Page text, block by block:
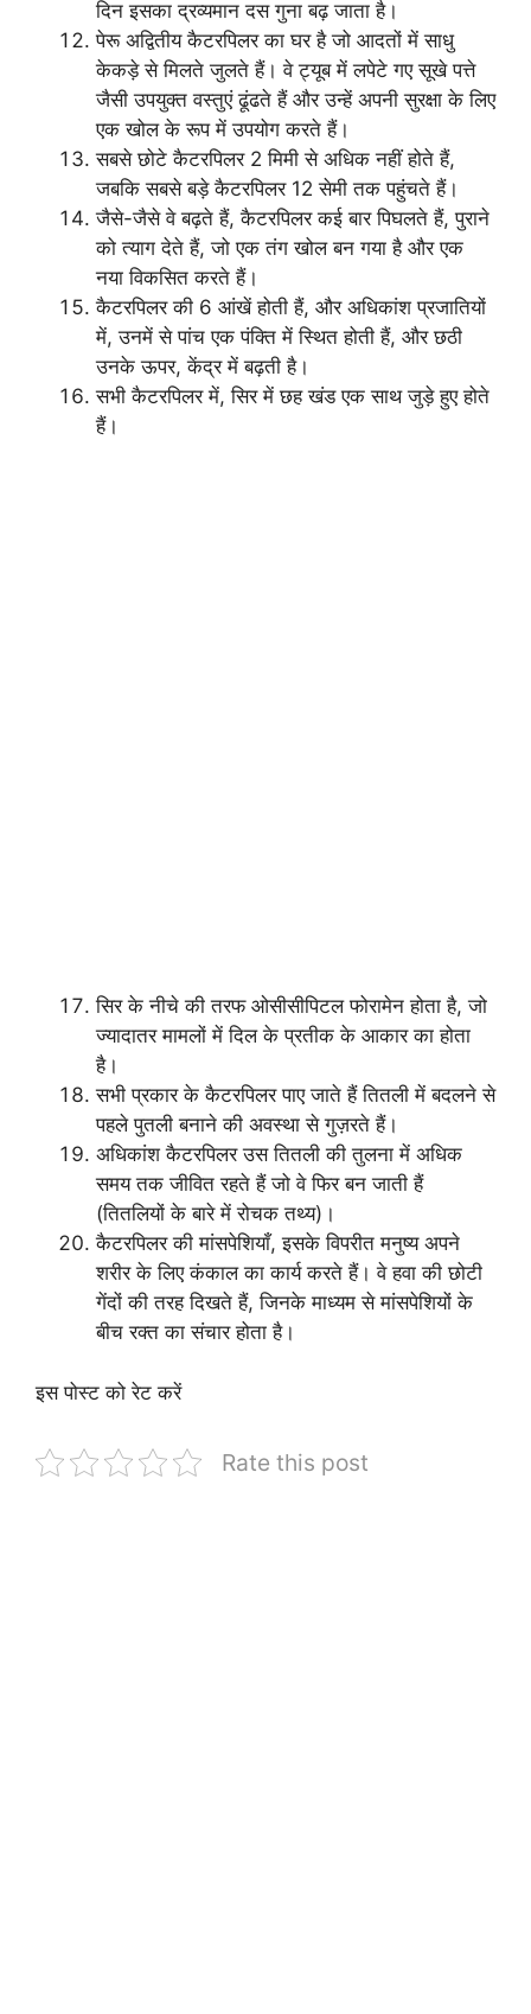
दिन इसका द्रव्यमान दस गुना बढ़ जाता है।
पेरू अद्वितीय कैटरपिलर का घर है जो आदतों में साधु
केकड़े से मिलते जुलते हैं। वे ट्यूब में लपेटे गए सूखे पत्ते
जैसी उपयुक्त वस्तुएं ढूंढते हैं और उन्हें अपनी सुरक्षा के लिए
एक खोल के रूप में उपयोग करते हैं।
सबसे छोटे कैटरपिलर 2 मिमी से अधिक नहीं होते हैं,
जबकि सबसे बड़े कैटरपिलर 12 सेमी तक पहुंचते हैं।
जैसे-जैसे वे बढ़ते हैं, कैटरपिलर कई बार पिघलते हैं, पुराने
को त्याग देते हैं, जो एक तंग खोल बन गया है और एक
नया विकसित करते हैं।
कैटरपिलर की 6 आंखें होती हैं, और अधिकांश प्रजातियों
में, उनमें से पांच एक पंक्ति में स्थित होती हैं, और छठी
उनके ऊपर, केंद्र में बढ़ती है।
सभी कैटरपिलर में, सिर में छह खंड एक साथ जुड़े हुए होते
हैं।
सिर के नीचे की तरफ ओसीसीपिटल फोरामेन होता है, जो
ज्यादातर मामलों में दिल के प्रतीक के आकार का होता
है।
सभी प्रकार के कैटरपिलर पाए जाते हैं तितली में बदलने से
पहले पुतली बनाने की अवस्था से गुज़रते हैं।
अधिकांश कैटरपिलर उस तितली की तुलना में अधिक
समय तक जीवित रहते हैं जो वे फिर बन जाती हैं
(तितलियों के बारे में रोचक तथ्य)।
कैटरपिलर की मांसपेशियाँ, इसके विपरीत मनुष्य अपने
शरीर के लिए कंकाल का कार्य करते हैं। वे हवा की छोटी
गेंदों की तरह दिखते हैं, जिनके माध्यम से मांसपेशियों के
बीच रक्त का संचार होता है।
इस पोस्ट को रेट करें
Rate this post